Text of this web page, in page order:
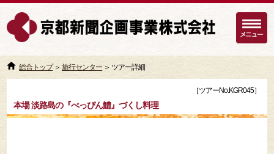
総合トップ＞旅行センター ＞ ツアー詳細
［ツアーNo.KGR045］
本場 淡路島の『べっぴん鱧』づくし料理